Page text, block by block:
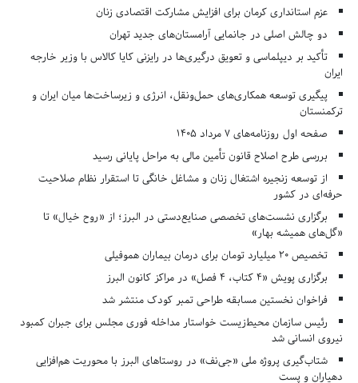
عزم استانداری کرمان برای افزایش مشارکت اقتصادی زنان
دو چالش اصلی در جانمایی آرامستان‌های جدید تهران
تأکید بر دیپلماسی و تعویق درگیری‌ها در رایزنی کایا کالاس با وزیر خارجه
ایران
پیگیری توسعه همکاری‌های حمل‌ونقل، انرژی و زیرساخت‌ها میان ایران و
ترکمنستان
صفحه اول روزنامه‌های 7 مرداد 1405
بررسی طرح اصلاح قانون تأمین مالی به مراحل پایانی رسید
از توسعه زنجیره اشتغال زنان و مشاغل خانگی تا استقرار نظام صلاحیت
حرفه‌ای در کشور
برگزاری نشست‌های تخصصی صنایع‌دستی در البرز؛ از «روح خیال» تا
«گل‌های همیشه بهار»
تخصیص ۲۰ میلیارد تومان برای درمان بیماران هموفیلی
برگزاری پویش «۴ کتاب، ۴ فصل» در مراکز کانون البرز
فراخوان نخستین مسابقه طراحی تمبر کودک منتشر شد
رئیس سازمان محیط‌زیست خواستار مداخله فوری مجلس برای جبران کمبود
نیروی انسانی شد
شتاب‌گیری پروژه ملی «جی‌نف» در روستاهای البرز با محوریت هم‌افزایی
دهیاران و پست